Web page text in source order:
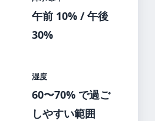
午前 10% / 午後
30%
湿度
60〜70% で過ご
しやすい範囲